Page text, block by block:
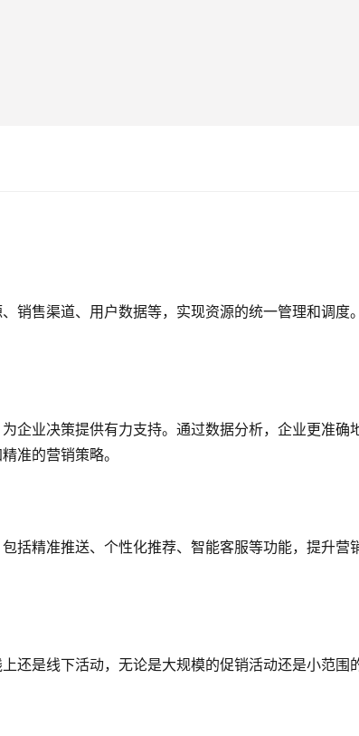
销售渠道、用户数据等，实现资源的统一管理和调度
企业决策提供有力支持。通过数据分析，企业更准确
准的营销策略。